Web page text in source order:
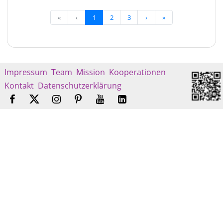
« ‹ 1 2 3 › »
Impressum Team Mission Kooperationen
Kontakt Datenschutzerklärung